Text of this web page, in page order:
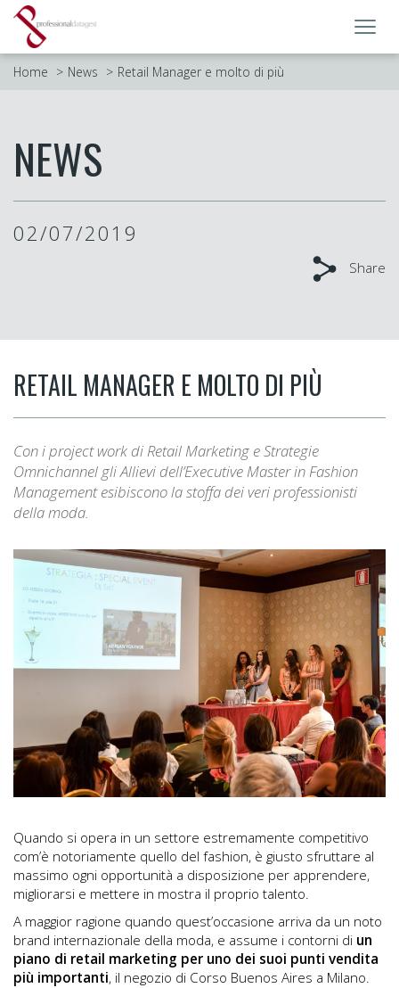
Home News Retail Manager e molto di più
NEWS
02/07/2019
Share
RETAIL MANAGER E MOLTO DI PIÙ
Con i project work di Retail Marketing e Strategie
Omnichannel gli Allievi dell’Executive Master in Fashion
Management esibiscono la stoffa dei veri professionisti
della moda.
Quando si opera in un settore estremamente competitivo
com’è notoriamente quello del fashion, è giusto sfruttare al
massimo ogni opportunità a disposizione per apprendere,
migliorarsi e mettere in mostra il proprio talento.
A maggior ragione quando quest’occasione arriva da un noto
brand internazionale della moda, e assume i contorni di un
piano di retail marketing per uno dei suoi punti vendita
più importanti, il negozio di Corso Buenos Aires a Milano.